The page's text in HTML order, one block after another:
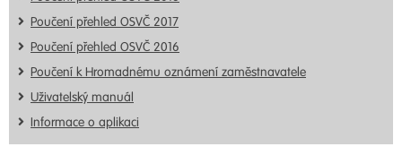
Poučení přehled OSVČ 2017
Poučení přehled OSVČ 2016
Poučení k Hromadnému oznámení zaměstnavatele
Uživatelský manuál
Informace o aplikaci